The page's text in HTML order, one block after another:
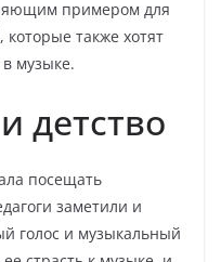
примером для
также хотят
музыке.
детство
посещать
заметили и
голос и музыкальный